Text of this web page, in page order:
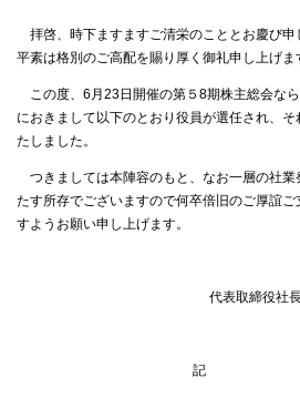
拝啓、時下ますますご清栄のこととお慶び申
平素は格別のご高配を賜り厚く御礼申し上げま
この度、6月23日開催の第５8期株主総会な
におきまして以下のとおり役員が選任され、そ
たしました。
つきましては本陣容のもと、なお一層の社業
たす所存でございますので何卒倍旧のご厚誼ご
すようお願い申し上げます。
代表取締役
記